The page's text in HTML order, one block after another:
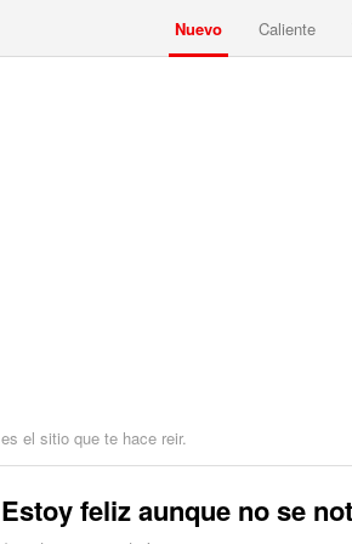
Nuevo Caliente
es el sitio que te hace reir.
Estoy feliz aunque no se